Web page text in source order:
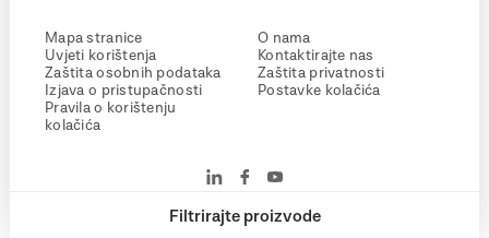
Filtrirajte proizvode
Mapa stranice
Uvjeti korištenja
Zaštita osobnih podataka
Izjava o pristupačnosti
Pravila o korištenju
kolačića
O nama
Kontaktirajte nas
Zaštita privatnosti
Postavke kolačića